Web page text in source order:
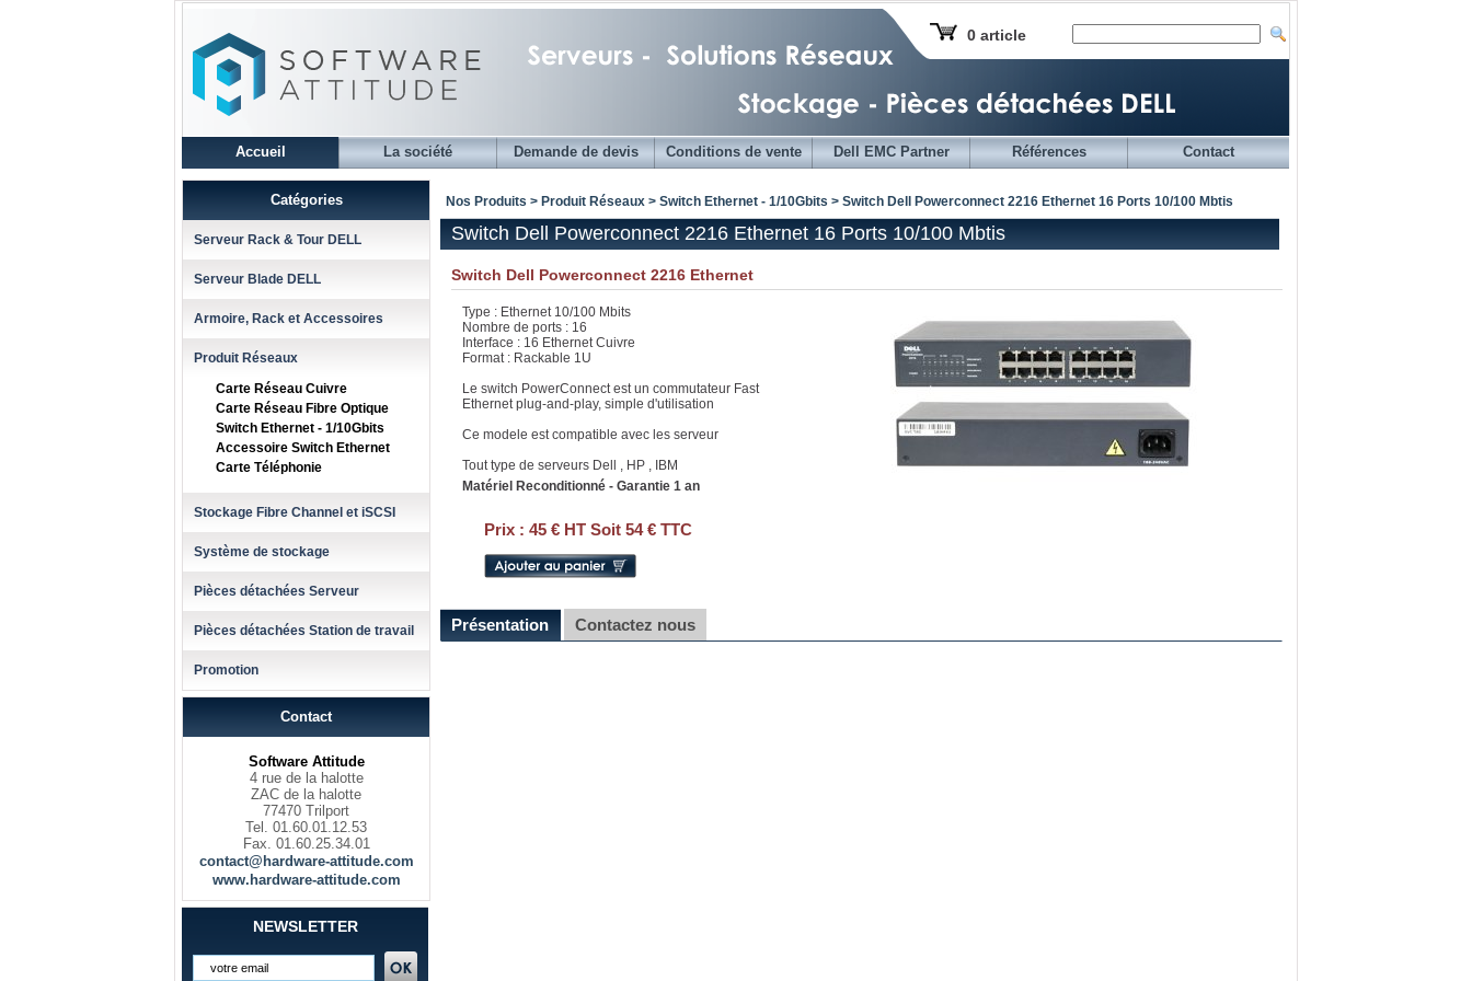
0 article
Accueil La société Demande de devis Conditions de vente Dell EMC Partner Références Contact
Catégories
Serveur Rack & Tour DELL
Serveur Blade DELL
Armoire, Rack et Accessoires
Produit Réseaux
Carte Réseau Cuivre
Carte Réseau Fibre Optique
Switch Ethernet - 1/10Gbits
Accessoire Switch Ethernet
Carte Téléphonie
Stockage Fibre Channel et iSCSI
Système de stockage
Pièces détachées Serveur
Pièces détachées Station de travail
Promotion
Contact
Software Attitude
4 rue de la halotte
ZAC de la halotte
77470 Trilport
Tel. 01.60.01.12.53
Fax. 01.60.25.34.01
contact@hardware-attitude.com
www.hardware-attitude.com
NEWSLETTER
Nos Produits > Produit Réseaux > Switch Ethernet - 1/10Gbits > Switch Dell Powerconnect 2216 Ethernet 16 Ports 10/100 Mbtis
Switch Dell Powerconnect 2216 Ethernet 16 Ports 10/100 Mbtis
Switch Dell Powerconnect 2216 Ethernet
Type : Ethernet 10/100 Mbits
Nombre de ports : 16
Interface : 16 Ethernet Cuivre
Format : Rackable 1U
Le switch PowerConnect est un commutateur Fast
Ethernet plug-and-play, simple d'utilisation
Ce modele est compatible avec les serveur
Tout type de serveurs Dell , HP , IBM
Matériel Reconditionné - Garantie 1 an
Prix : 45 € HT Soit 54 € TTC
Présentation Contactez nous